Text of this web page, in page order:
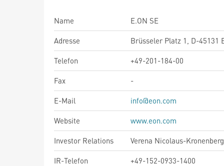
Name
E.ON SE
Adresse
Brüsseler Platz 1, D-45131
Telefon
+49-201-184-00
Fax
-
E-Mail
info@eon.com
Website
www.eon.com
Investor Relations
Verena Nicolaus-Kronenberg
IR-Telefon
+49-152-0933-1400